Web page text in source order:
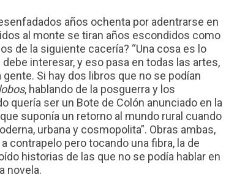
años ochenta por adentrarse en
al monte se tiran años escondidos como
de la siguiente cacería? “Una cosa es lo
interesar, y eso pasa en todas las artes,
Si hay dos libros que no se podían
, hablando de la posguerra y los
quería ser un Bote de Colón anunciado en la
suponía un retorno al mundo rural cuando
urbana y cosmopolita”. Obras ambas,
contrapelo pero tocando una fibra, la de
historias de las que no se podía hablar en
novela.